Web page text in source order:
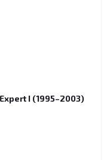
I (1995–2003)